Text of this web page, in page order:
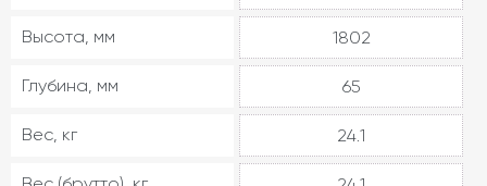
Высота, мм 1802
Глубина, мм 65
Вес, кг 24.1